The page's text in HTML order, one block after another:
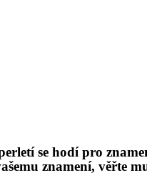
se hodí pro
znamení, věřte